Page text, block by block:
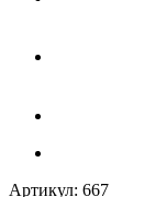
Артикул: 667